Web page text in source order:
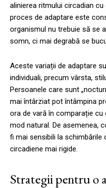
alinierea ritmului circadian
proces de adaptare este
organismul nu trebuie să se
somn, ci mai degrabă se
Aceste variații de adaptare
individuali, precum vârsta,
Persoanele care sunt
mai întârziat pot întâmpina
ora de vară în comparație
mod natural. De asemenea,
fi mai sensibili la schimbările
circadiene mai rigide.
Strategii pentru o